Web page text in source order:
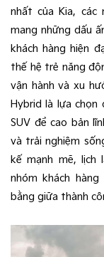
nhất của Kia, các
mang những dấu
khách hàng hiện
thế hệ trẻ năng
vận hành và xu
Hybrid là lựa chọn
SUV đề cao bản
và trải nghiệm
kế mạnh mẽ, lịch
nhóm khách
bằng giữa thành